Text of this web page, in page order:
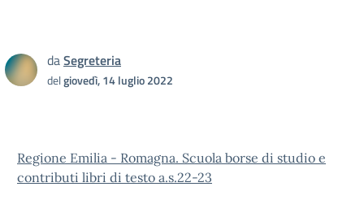
daSegreteria
delgiovedì, 14 luglio 2022
Regione Emilia - Romagna. Scuola borse di studio e
contributi libri di testo a.s.22-23